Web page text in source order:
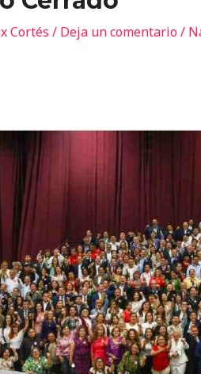
Cortés / Deja un comentario/